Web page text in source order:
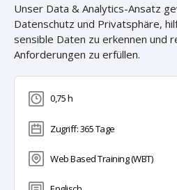
Unser Data & Analytics-Ansatz
Datenschutz und Privatsphäre,
sensible Daten zu erkennen und
Anforderungen zu erfüllen.
0,75 h
Zugriff: 365 Tage
Web Based Training (WBT)